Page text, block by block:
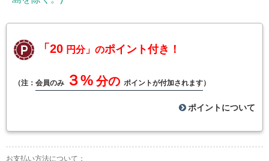
「20 円分」のポイント付き！
（注： 会員のみ ３% 分の ポイントが付加されます）
ポイントについて
お支払い方法について：